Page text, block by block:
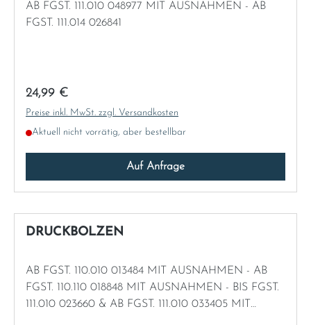
AB FGST. 111.010 048977 MIT AUSNAHMEN - AB
FGST. 111.014 026841
Regulärer Preis:
24,99 €
Preise inkl. MwSt. zzgl. Versandkosten
Aktuell nicht vorrätig, aber bestellbar
Auf Anfrage
DRUCKBOLZEN
AB FGST. 110.010 013484 MIT AUSNAHMEN - AB
FGST. 110.110 018848 MIT AUSNAHMEN - BIS FGST.
111.010 023660 & AB FGST. 111.010 033405 MIT